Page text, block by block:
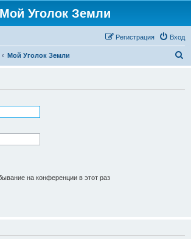
Мой Уголок Земли
Вход
Регистрация
Мой Уголок Земли
на конференции в этот раз